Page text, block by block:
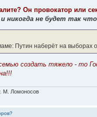
Он провокатор или
не будет так
Путин наберёт на выборах
создать тяжело - то
М. Ломоносов